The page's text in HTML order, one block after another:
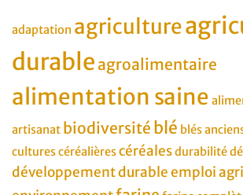
adaptation agriculture
durable agroalimentaire
alimentation saine
artisanat biodiversité blé blés
cultures céréalièrescéréalesdurabilité
développement durableemploi